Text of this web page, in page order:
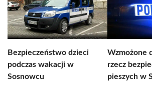
Bezpieczeństwo dzieci
podczas wakacji w
Sosnowcu
Wzmożone
rzecz
pieszych w